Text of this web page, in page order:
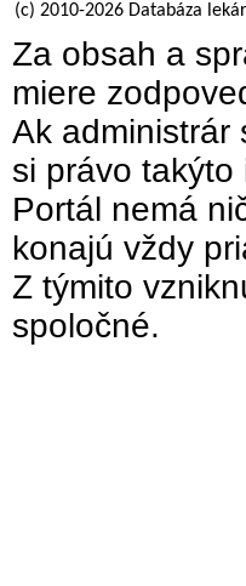
(c) 2010-2026 Databáza
Za obsah a
miere
Ak administrár
si právo
Portál nemá
konajú vždy
Z týmito
spoločné.